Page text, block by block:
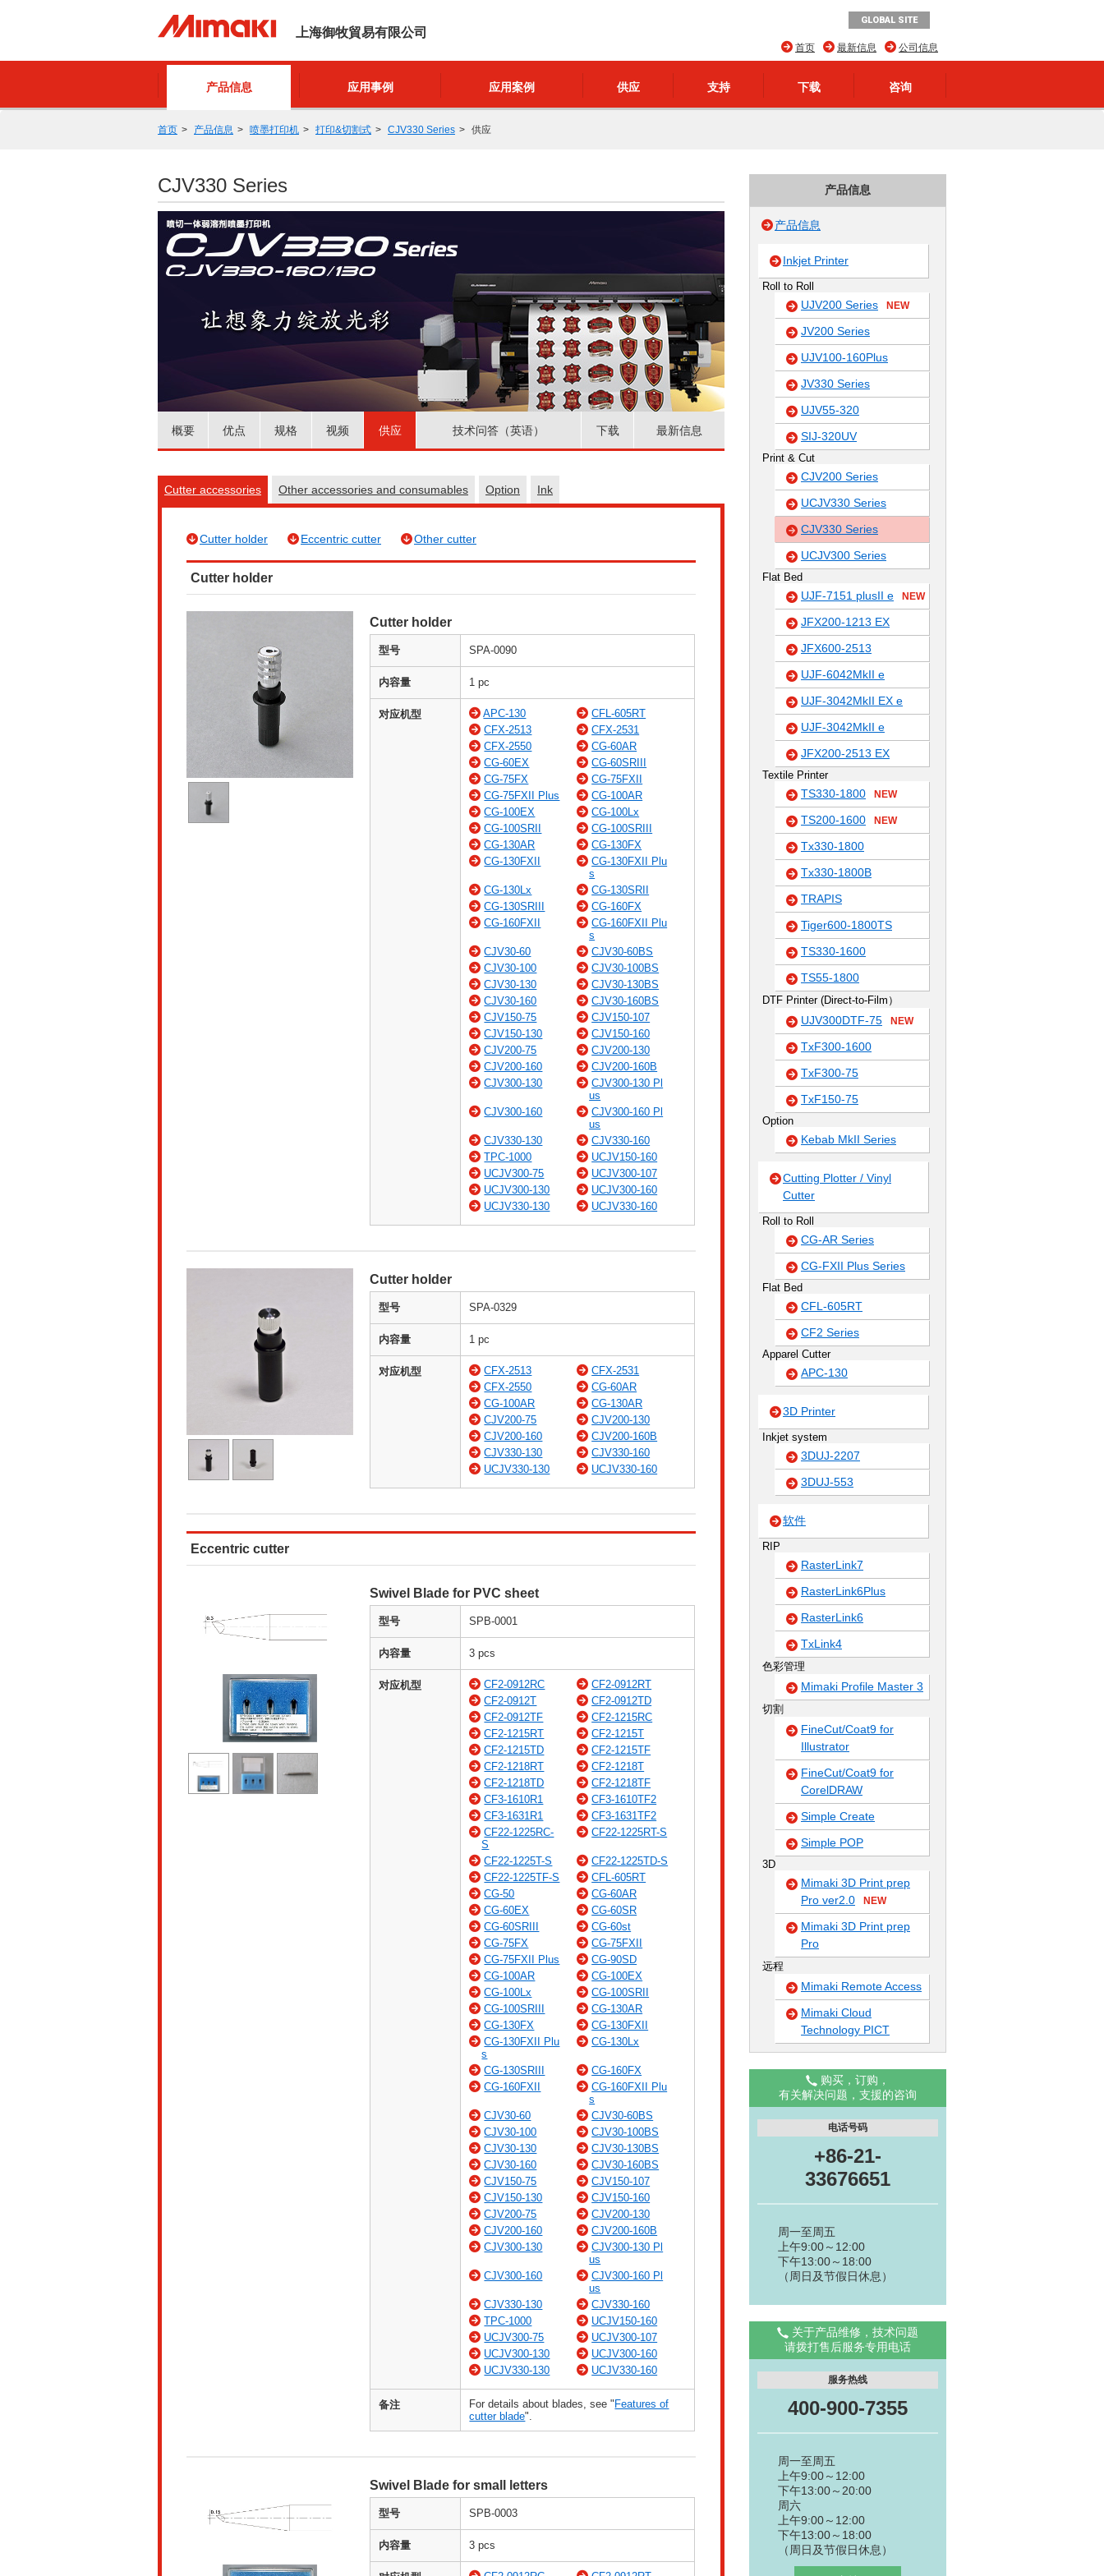
上海御牧貿易有限公司
GLOBAL SITE
公司信息
最新信息
首页
产品信息 应用事例 应用案例 供应 支持 下载 咨询
首页 产品信息 喷墨打印机 打印&切割式 CJV330 Series 供应
CJV330 Series
概要 优点 规格 视频 供应 技术问答（英语） 下载 最新信息
Cutter accessories Other accessories and consumables Option Ink
Cutter holder Eccentric cutter Other cutter
Cutter holder
Cutter holder
型号 SPA-0090
内容量 1 pc
对应机型 APC-130
CFL-605RT
CFX-2513
CFX-2531
CFX-2550
CG-60AR
CG-60EX
CG-60SRIII
CG-75FX
CG-75FXII
CG-75FXII Plus
CG-100AR
CG-100EX
CG-100Lx
CG-100SRII
CG-100SRIII
CG-130AR
CG-130FX
CG-130FXII
CG-130FXII Plu
s
CG-130Lx
CG-130SRII
CG-130SRIII
CG-160FX
CG-160FXII
CG-160FXII Plu
s
CJV30-60
CJV30-60BS
CJV30-100
CJV30-100BS
CJV30-130
CJV30-130BS
CJV30-160
CJV30-160BS
CJV150-75
CJV150-107
CJV150-130
CJV150-160
CJV200-75
CJV200-130
CJV200-160
CJV200-160B
CJV300-130
CJV300-130 Pl
us
CJV300-160
CJV300-160 Pl
us
CJV330-130
CJV330-160
TPC-1000
UCJV150-160
UCJV300-75
UCJV300-107
UCJV300-130
UCJV300-160
UCJV330-130
UCJV330-160
Cutter holder
型号 SPA-0329
内容量 1 pc
对应机型 CFX-2513
CFX-2531
CFX-2550
CG-60AR
CG-100AR
CG-130AR
CJV200-75
CJV200-130
CJV200-160
CJV200-160B
CJV330-130
CJV330-160
UCJV330-130
UCJV330-160
Eccentric cutter
Swivel Blade for PVC sheet
型号 SPB-0001
内容量 3 pcs
对应机型 CF2-0912RC
CF2-0912RT
CF2-0912T
CF2-0912TD
CF2-0912TF
CF2-1215RC
CF2-1215RT
CF2-1215T
CF2-1215TD
CF2-1215TF
CF2-1218RT
CF2-1218T
CF2-1218TD
CF2-1218TF
CF3-1610R1
CF3-1610TF2
CF3-1631R1
CF3-1631TF2
CF22-1225RC-
S
CF22-1225RT-S
CF22-1225T-S
CF22-1225TD-S
CF22-1225TF-S
CFL-605RT
CG-50
CG-60AR
CG-60EX
CG-60SR
CG-60SRIII
CG-60st
CG-75FX
CG-75FXII
CG-75FXII Plus
CG-90SD
CG-100AR
CG-100EX
CG-100Lx
CG-100SRII
CG-100SRIII
CG-130AR
CG-130FX
CG-130FXII
CG-130FXII Plu
s
CG-130Lx
CG-130SRIII
CG-160FX
CG-160FXII
CG-160FXII Plu
s
CJV30-60
CJV30-60BS
CJV30-100
CJV30-100BS
CJV30-130
CJV30-130BS
CJV30-160
CJV30-160BS
CJV150-75
CJV150-107
CJV150-130
CJV150-160
CJV200-75
CJV200-130
CJV200-160
CJV200-160B
CJV300-130
CJV300-130 Pl
us
CJV300-160
CJV300-160 Pl
us
CJV330-130
CJV330-160
TPC-1000
UCJV150-160
UCJV300-75
UCJV300-107
UCJV300-130
UCJV300-160
UCJV330-130
UCJV330-160
备注 For details about blades, see " Features of
cutter blade".
Swivel Blade for small letters
型号 SPB-0003
内容量 3 pcs
产品信息
产品信息
Inkjet Printer
Roll to Roll
UJV200 Series NEW
JV200 Series
UJV100-160Plus
JV330 Series
UJV55-320
SIJ-320UV
Print & Cut
CJV200 Series
UCJV330 Series
CJV330 Series
UCJV300 Series
Flat Bed
UJF-7151 plusII e NEW
JFX200-1213 EX
JFX600-2513
UJF-6042MkII e
UJF-3042MkII EX e
UJF-3042MkII e
JFX200-2513 EX
Textile Printer
TS330-1800 NEW
TS200-1600 NEW
Tx330-1800
Tx330-1800B
TRAPIS
Tiger600-1800TS
TS330-1600
TS55-1800
DTF Printer (Direct-to-Film）
UJV300DTF-75 NEW
TxF300-1600
TxF300-75
TxF150-75
Option
Kebab MkII Series
Cutting Plotter / Vinyl
Cutter
Roll to Roll
CG-AR Series
CG-FXII Plus Series
Flat Bed
CFL-605RT
CF2 Series
Apparel Cutter
APC-130
3D Printer
Inkjet system
3DUJ-2207
3DUJ-553
软件
RIP
RasterLink7
RasterLink6Plus
RasterLink6
TxLink4
色彩管理
Mimaki Profile Master 3
切割
FineCut/Coat9 for
Illustrator
FineCut/Coat9 for
CorelDRAW
Simple Create
Simple POP
3D
Mimaki 3D Print prep
Pro ver2.0
NEW
Mimaki 3D Print prep
Pro
远程
Mimaki Remote Access
Mimaki Cloud
Technology PICT
购买，订购，
有关解决问题，支援的咨询
电话号码
+86-21-
33676651
周一至周五
上午9:00～12:00
下午13:00～18:00
（周日及节假日休息）
关于产品维修，技术问题
请拨打售后服务专用电话
服务热线
400-900-7355
周一至周五
上午9:00～12:00
下午13:00～20:00
周六
上午9:00～12:00
下午13:00～18:00
（周日及节假日休息）